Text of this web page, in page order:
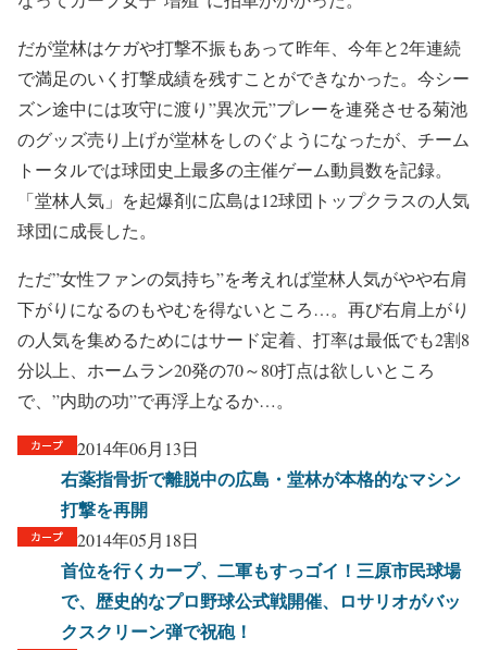
だが堂林はケガや打撃不振もあって昨年、今年と2年連続
で満足のいく打撃成績を残すことができなかった。今シー
ズン途中には攻守に渡り”異次元”プレーを連発させる菊池
のグッズ売り上げが堂林をしのぐようになったが、チーム
トータルでは球団史上最多の主催ゲーム動員数を記録。
「堂林人気」を起爆剤に広島は12球団トップクラスの人気
球団に成長した。
ただ”女性ファンの気持ち”を考えれば堂林人気がやや右肩
下がりになるのもやむを得ないところ…。再び右肩上がり
の人気を集めるためにはサード定着、打率は最低でも2割8
分以上、ホームラン20発の70～80打点は欲しいところ
で、”内助の功”で再浮上なるか…。
2014年06月13日
右薬指骨折で離脱中の広島・堂林が本格的なマシン
打撃を再開
2014年05月18日
首位を行くカープ、二軍もすっゴイ！三原市民球場
で、歴史的なプロ野球公式戦開催、ロサリオがバッ
クスクリーン弾で祝砲！